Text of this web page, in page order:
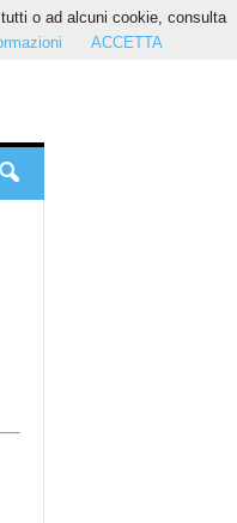
o ad alcuni cookie, consulta
ACCETTA